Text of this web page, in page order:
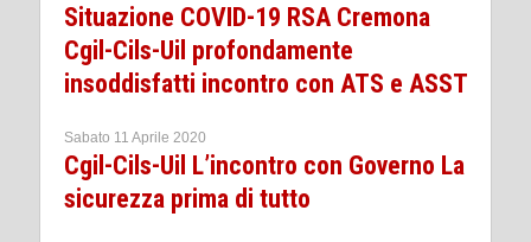
Situazione COVID-19 RSA Cremona
Cgil-Cils-Uil profondamente
insoddisfatti incontro con ATS e ASST
Sabato 11 Aprile 2020
Cgil-Cils-Uil L’incontro con Governo La
sicurezza prima di tutto